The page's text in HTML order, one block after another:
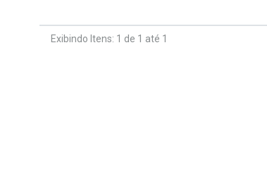
Exibindo Itens: 1 de 1 até 1